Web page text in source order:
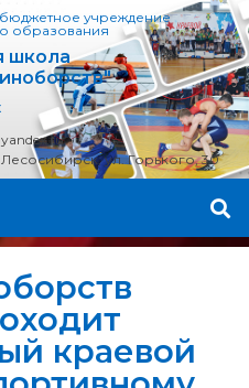
учреждение
образования
школа
ул. Горького, 30
краевой